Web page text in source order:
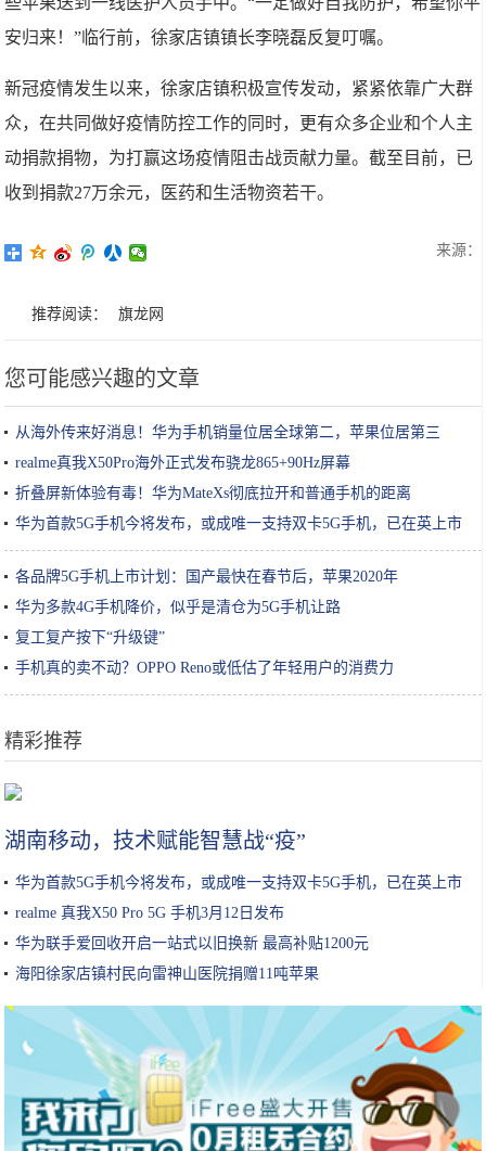
安归来！”临行前，徐家店镇镇长李晓磊反复叮嘱。
新冠疫情发生以来，徐家店镇积极宣传发动，紧紧依靠广大群
众，在共同做好疫情防控工作的同时，更有众多企业和个人主
动捐款捐物，为打赢这场疫情阻击战贡献力量。截至目前，已
收到捐款27万余元，医药和生活物资若干。
来源：
推荐阅读： 旗龙网
您可能感兴趣的文章
从海外传来好消息！华为手机销量位居全球第二，苹果位居第三
realme真我X50Pro海外正式发布骁龙865+90Hz屏幕
折叠屏新体验有毒！华为MateXs彻底拉开和普通手机的距离
华为首款5G手机今将发布，或成唯一支持双卡5G手机，已在英上市
各品牌5G手机上市计划：国产最快在春节后，苹果2020年
华为多款4G手机降价，似乎是清仓为5G手机让路
复工复产按下“升级键”
手机真的卖不动？OPPO Reno或低估了年轻用户的消费力
精彩推荐
湖南移动，技术赋能智慧战“疫”
华为首款5G手机今将发布，或成唯一支持双卡5G手机，已在英上市
realme 真我X50 Pro 5G 手机3月12日发布
华为联手爱回收开启一站式以旧换新 最高补贴1200元
海阳徐家店镇村民向雷神山医院捐赠11吨苹果